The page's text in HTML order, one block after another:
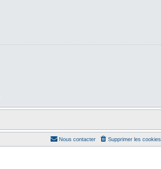
Supprimer les cookies
Nous contacter